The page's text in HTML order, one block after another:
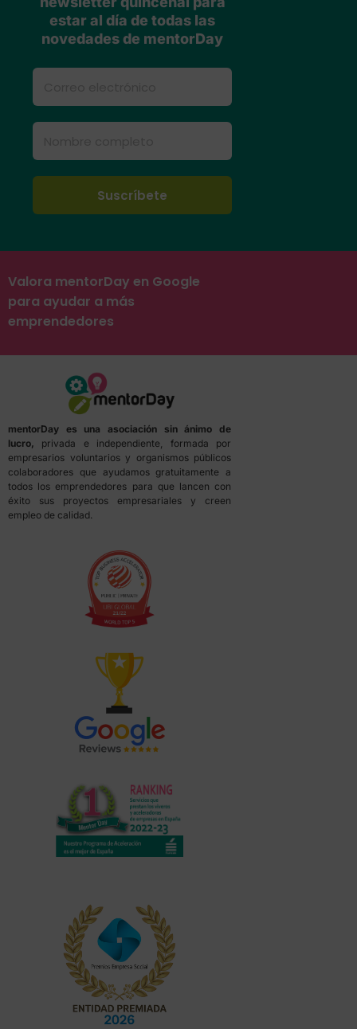
estar al día de todas las
novedades de mentorDay
Valora mentorDay en Google
para ayudar a más
emprendedores
mentorDay es una asociación sin ánimo de
lucro, privada e independiente, formada por
empresarios voluntarios y organismos públicos
colaboradores que ayudamos gratuitamente a
todos los emprendedores para que lancen con
éxito sus proyectos empresariales y creen
empleo de calidad.